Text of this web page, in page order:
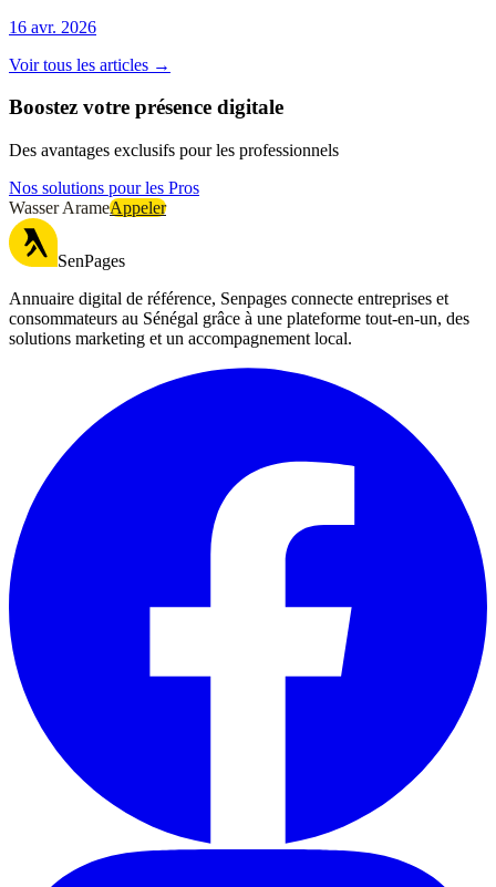
16 avr. 2026
Voir tous les articles →
Boostez votre présence digitale
Des avantages exclusifs pour les professionnels
Nos solutions pour les Pros
Wasser ArameAppeler
SenPages
Annuaire digital de référence, Senpages connecte entreprises et
consommateurs au Sénégal grâce à une plateforme tout-en-un, des
solutions marketing et un accompagnement local.